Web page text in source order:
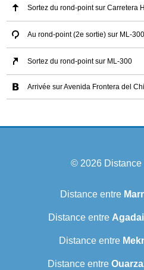
Sortez du rond-point sur Carretera
Au rond-point (2e sortie) sur ML-300
Sortez du rond-point sur ML-300
Arrivée sur Avenida Frontera del
© 2026
Distance entre
Distance entre
Distance entre
Distance entre